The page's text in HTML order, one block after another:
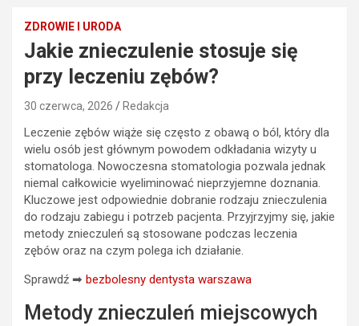
ZDROWIE I URODA
Jakie znieczulenie stosuje się
przy leczeniu zębów?
30 czerwca, 2026 Redakcja
Leczenie zębów wiąże się często z obawą o ból, który dla
wielu osób jest głównym powodem odkładania wizyty u
stomatologa. Nowoczesna stomatologia pozwala jednak
niemal całkowicie wyeliminować nieprzyjemne doznania.
Kluczowe jest odpowiednie dobranie rodzaju znieczulenia
do rodzaju zabiegu i potrzeb pacjenta. Przyjrzyjmy się, jakie
metody znieczuleń są stosowane podczas leczenia
zębów oraz na czym polega ich działanie.
Sprawdź ➡ bezbolesny dentysta warszawa
Metody znieczuleń miejscowych